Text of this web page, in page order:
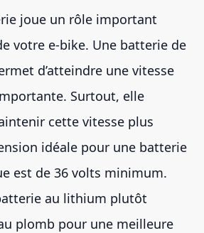
joue un rôle important
votre e-bike. Une batterie de
d’atteindre une vitesse
Surtout, elle
cette vitesse plus
idéale pour une batterie
est de 36 volts minimum.
au lithium plutôt
plomb pour une meilleure